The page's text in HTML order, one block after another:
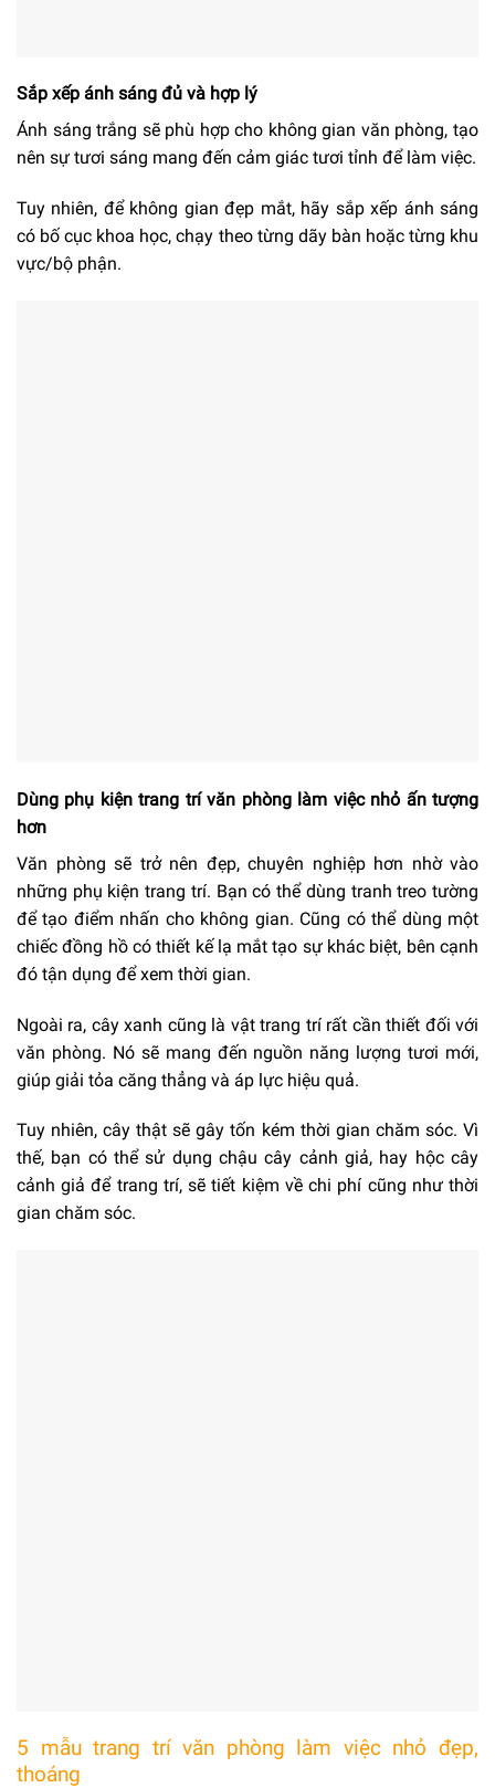
Sắp xếp ánh sáng đủ và hợp lý
Ánh sáng trắng sẽ phù hợp cho không gian văn phòng, tạo
nên sự tươi sáng mang đến cảm giác tươi tỉnh để làm việc.
Tuy nhiên, để không gian đẹp mắt, hãy sắp xếp ánh sáng
có bố cục khoa học, chạy theo từng dãy bàn hoặc từng khu
vực/bộ phận.
Dùng phụ kiện trang trí văn phòng làm việc nhỏ ấn tượng
hơn
Văn phòng sẽ trở nên đẹp, chuyên nghiệp hơn nhờ vào
những phụ kiện trang trí. Bạn có thể dùng tranh treo tường
để tạo điểm nhấn cho không gian. Cũng có thể dùng một
chiếc đồng hồ có thiết kế lạ mắt tạo sự khác biệt, bên cạnh
đó tận dụng để xem thời gian.
Ngoài ra, cây xanh cũng là vật trang trí rất cần thiết đối với
văn phòng. Nó sẽ mang đến nguồn năng lượng tươi mới,
giúp giải tỏa căng thẳng và áp lực hiệu quả.
Tuy nhiên, cây thật sẽ gây tốn kém thời gian chăm sóc. Vì
thế, bạn có thể sử dụng chậu cây cảnh giả, hay hộc cây
cảnh giả để trang trí, sẽ tiết kiệm về chi phí cũng như thời
gian chăm sóc.
5 mẫu trang trí văn phòng làm việc nhỏ đẹp,
thoáng